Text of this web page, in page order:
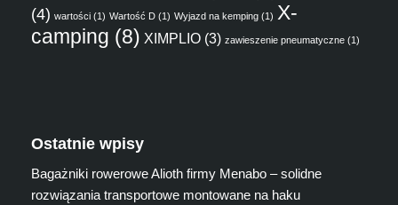
(4) wartości (1) Wartość D (1) Wyjazd na kemping (1) X-
camping (8) XIMPLIO (3) zawieszenie pneumatyczne (1)
Ostatnie wpisy
Bagażniki rowerowe Alioth firmy Menabo – solidne
rozwiązania transportowe montowane na haku